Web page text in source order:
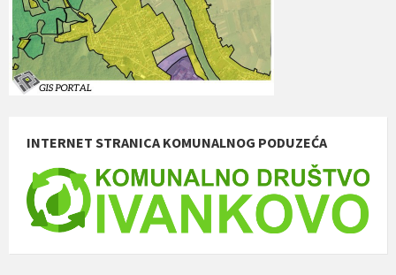
INTERNET STRANICA KOMUNALNOG PODUZEĆA